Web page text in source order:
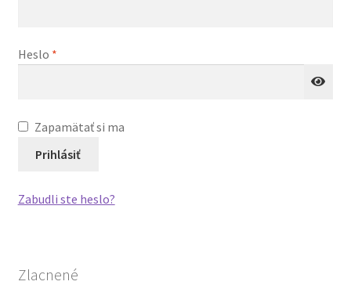
Recenzie zákaznikov
Heslo *Povinné
Zapamätať si ma
Prihlásiť
Zabudli ste heslo?
Zlacnené